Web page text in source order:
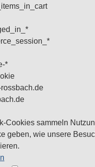
*
Cookies sammeln
geben, wie unsere